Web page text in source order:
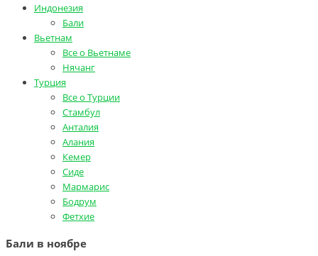
Индонезия
Бали
Вьетнам
Все о Вьетнаме
Нячанг
Турция
Все о Турции
Стамбул
Анталия
Алания
Кемер
Сиде
Мармарис
Бодрум
Фетхие
Бали в ноябре